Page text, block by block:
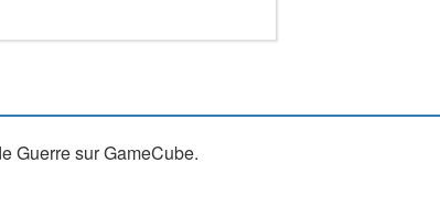
Guerre sur GameCube.